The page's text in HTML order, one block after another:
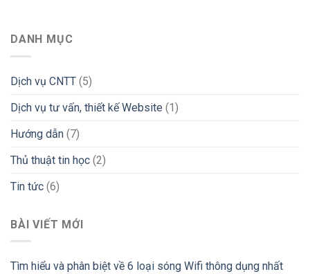
DANH MỤC
Dịch vụ CNTT (5)
Dịch vụ tư vấn, thiết kế Website (1)
Hướng dẫn (7)
Thủ thuật tin học (2)
Tin tức (6)
BÀI VIẾT MỚI
Tìm hiểu và phân biệt về 6 loại sóng Wifi thông dụng nhất